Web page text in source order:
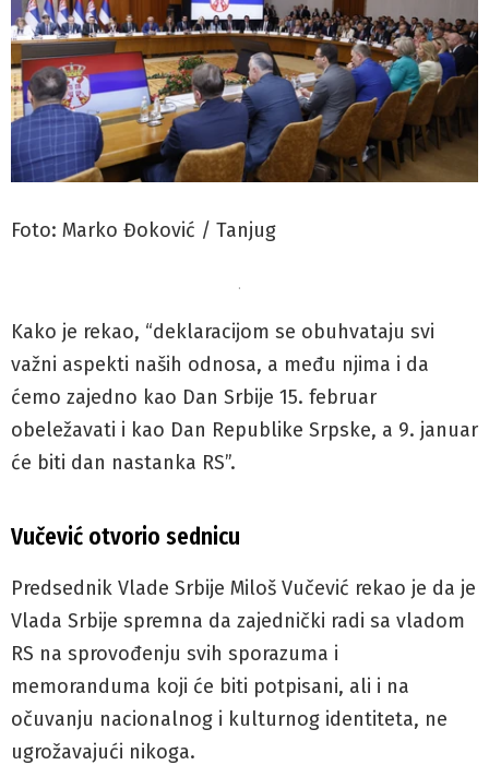
Foto: Marko Đoković / Tanjug
.
Kako je rekao, “deklaracijom se obuhvataju svi
važni aspekti naših odnosa, a među njima i da
ćemo zajedno kao Dan Srbije 15. februar
obeležavati i kao Dan Republike Srpske, a 9. januar
će biti dan nastanka RS”.
Vučević otvorio sednicu
Predsednik Vlade Srbije Miloš Vučević rekao je da je
Vlada Srbije spremna da zajednički radi sa vladom
RS na sprovođenju svih sporazuma i
memoranduma koji će biti potpisani, ali i na
očuvanju nacionalnog i kulturnog identiteta, ne
ugrožavajući nikoga.